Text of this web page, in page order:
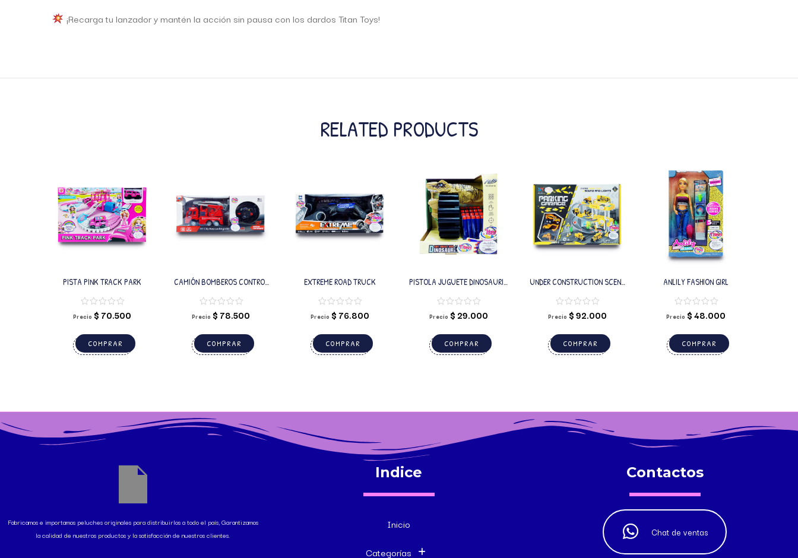
¡Recarga tu lanzador y mantén la acción sin pausa con los dardos Titan Toys!
RELATED PRODUCTS
PISTA PINK TRACK PARK
Precio $ 70.500
COMPRAR
CAMIÓN BOMBEROS CONTROL
REMOTO
Precio $ 78.500
COMPRAR
EXTREME ROAD TRUCK
Precio $ 76.800
COMPRAR
PISTOLA JUGUETE DINOSAURIO
MISILES SUAVES
Precio $ 29.000
COMPRAR
UNDER CONSTRUCTION SCENE
CARS
Precio $92.000
COMPRAR
ANLILY FASHION GIRL
Precio $48.000
COMPRAR
Fabricamos e importamos peluches originales para distribuirlos a todo el país, Garantizamos
la calidad de nuestros productos y la satisfacción de nuestros clientes.
Indice
Inicio
Categorías
Contactos
Chat de ventas